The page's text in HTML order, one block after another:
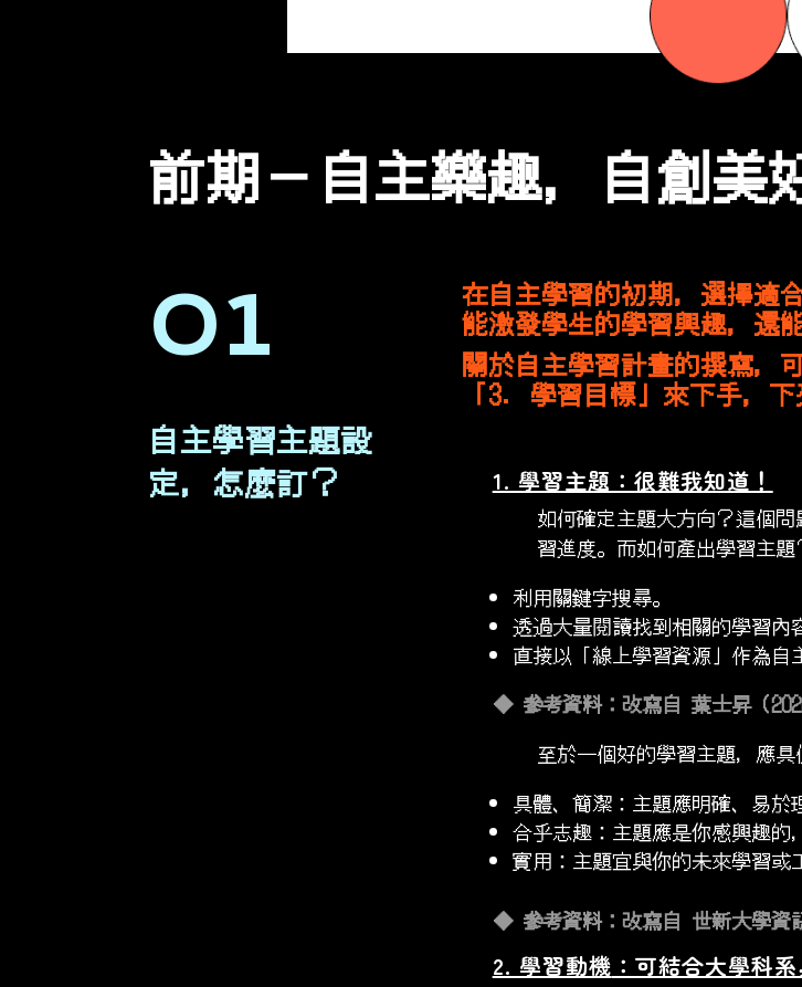
前期－自主樂趣，自創美
01
自主學習主題設
定，怎麼訂？
在自主學習的初期，選擇適
能激發學生的學習興趣，還
關於自主學習計畫的撰寫，
「3. 學習目標」來下手，
1. 學習主題：很難我知道！
如何確定主題大方向？這個
習進度。而如何產出學習主題
利用關鍵字搜尋。
透過大量閱讀找到相關的學習內
直接以「線上學習資源」作為自
◆ 參考資料：改寫自 葉士昇（
至於一個好的學習主題，應具
具體、簡潔：主題應明確、易於
合乎志趣：主題應是你感興趣的
實用：主題宜與你的未來學習或
◆ 參考資料：改寫自 世新大學資
2. 學習動機 ：可結合大學科